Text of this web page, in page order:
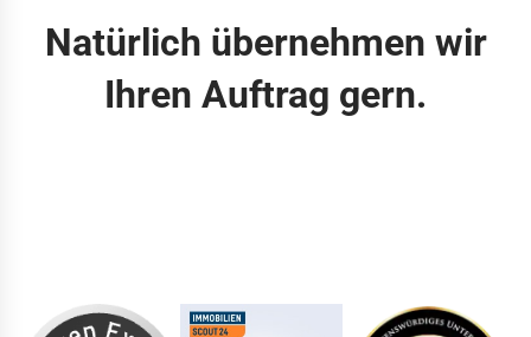
Natürlich übernehmen wir
Ihren Auftrag gern.